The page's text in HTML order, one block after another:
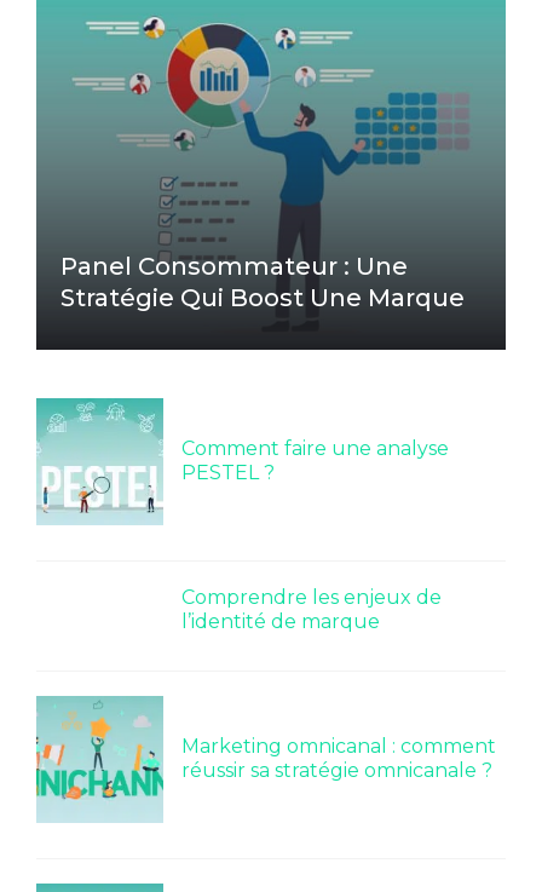
Panel Consommateur : Une
Stratégie Qui Boost Une Marque
Comment faire une analyse
PESTEL ?
Comprendre les enjeux de
l’identité de marque
Marketing omnicanal : comment
réussir sa stratégie omnicanale ?